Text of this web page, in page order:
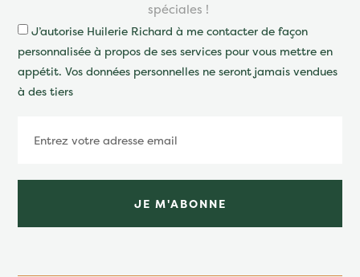
spéciales !
J’autorise Huilerie Richard à me contacter de façon
personnalisée à propos de ses services pour vous mettre en
appétit. Vos données personnelles ne seront jamais vendues
à des tiers
JE M'ABONNE